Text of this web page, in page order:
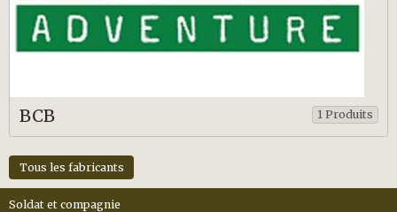
BCB 1 Produits
Tous les fabricants
Soldat et compagnie